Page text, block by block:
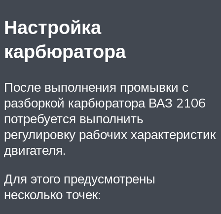
Настройка
карбюратора
После выполнения промывки с
разборкой карбюратора ВАЗ 2106
потребуется выполнить
регулировку рабочих характеристик
двигателя.
Для этого предусмотрены
несколько точек: